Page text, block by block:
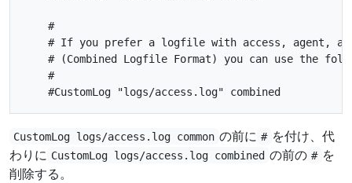
    #
# If you prefer a logfile with access, agent,
# (Combined Logfile Format) you can use the
    #
CustomLog logs/access.log common の前に # を付け、代
わりに CustomLog logs/access.log combined の前の # を
削除する。